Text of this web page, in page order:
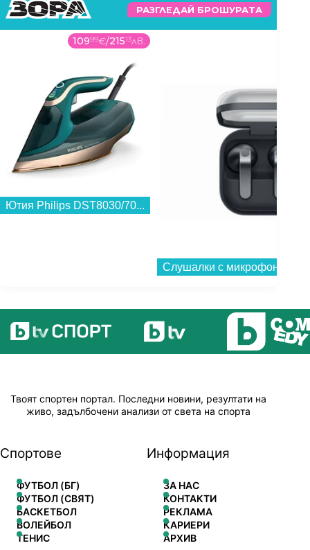
РАЗГЛЕДАЙ БРОШУРАТА
10999€/21513лв.
Ютия Philips DST8030/70...
Твоят спортен портал. Последни новини, резултати на
живо, задълбочени анализи от света на спорта
Спортове
ФУТБОЛ (БГ)
ФУТБОЛ (СВЯТ)
БАСКЕТБОЛ
ВОЛЕЙБОЛ
ТЕНИС
Информация
ЗА НАС
КОНТАКТИ
РЕКЛАМА
КАРИЕРИ
АРХИВ